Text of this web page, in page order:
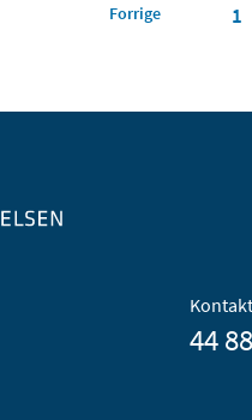
Forrige 1
44